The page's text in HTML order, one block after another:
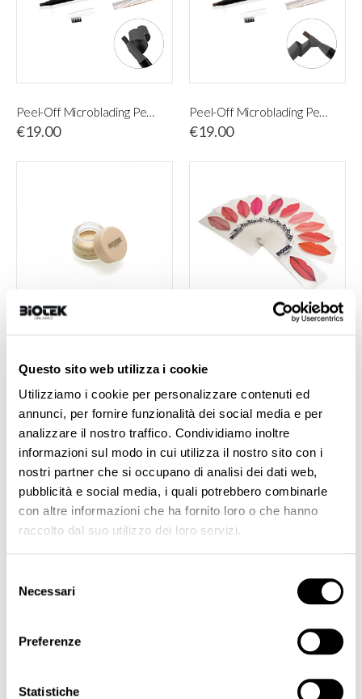
Questo sito web utilizza i cookie
Utilizziamo i cookie per personalizzare contenuti ed
annunci, per fornire funzionalità dei social media e per
analizzare il nostro traffico. Condividiamo inoltre
informazioni sul modo in cui utilizza il nostro sito con i
nostri partner che si occupano di analisi dei dati web,
pubblicità e social media, i quali potrebbero combinarle
con altre informazioni che ha fornito loro o che hanno
raccolto dal suo utilizzo dei loro servizi.
delNecessari
Preferenze
Statistiche
Peel-Off Microblading Pencil + Cutter – Dark Brown
€19.00
Peel-Off Microblading Pencil + Cutter – Light Brown
€19.00
€29.99 €17.00
€15.00
PMU tester Palette Lips